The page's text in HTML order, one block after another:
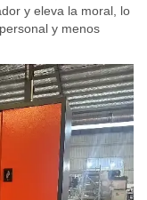
y eleva la moral, lo
y menos